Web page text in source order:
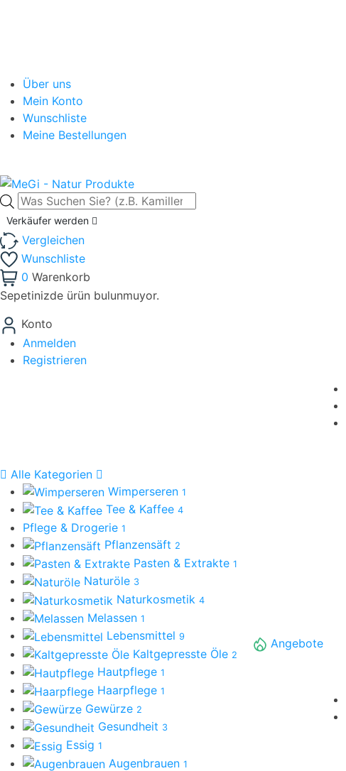
Über uns
Mein Konto
Wunschliste
Meine Bestellungen
Products
search
Verkäufer werden
Vergleichen
Wunschliste
0 Warenkorb
Sepetinizde ürün bulunmuyor.
Konto
Anmelden
Registrieren
Alle Kategorien
Wimperseren 1
Tee & Kaffee 4
Pflege & Drogerie 1
Pflanzensäft 2
Pasten & Extrakte 1
Naturöle 3
Naturkosmetik 4
Melassen 1
Lebensmittel 9
Kaltgepresste Öle 2
Hautpflege 1
Haarpflege 1
Gewürze 2
Gesundheit 3
Essig 1
Augenbrauen 1
Angebote